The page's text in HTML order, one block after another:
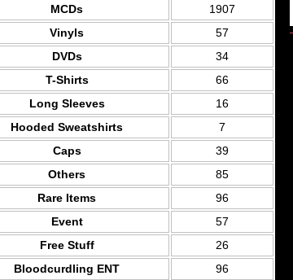
MCDs
1907
Vinyls
57
DVDs
34
T-Shirts
66
Long Sleeves
16
Hooded Sweatshirts
7
Caps
39
Others
85
Rare Items
96
Event
57
Free Stuff
26
Bloodcurdling ENT
96